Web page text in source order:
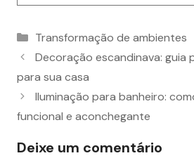
Categorias
Transformação de ambientes
Decoração escandinava: guia
para sua casa
Iluminação para banheiro:
funcional e aconchegante
Deixe um comentário